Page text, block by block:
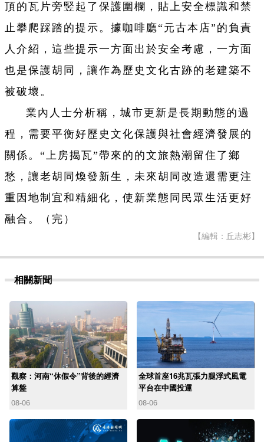
頂的瓦片旁竪起了保護圍欄，貼上安全標識和禁
止攀爬踩踏的提示。據咖啡廳“元古本店”的負責
人介紹，這些提示一方面出於安全考慮，一方面
也是保護胡同，讓作為歷史文化古跡的老建築不
被破壞。
業內人士分析稱，城市更新是長期動態的過
程，需要平衡好歷史文化保護與社會經濟發展的
關係。“上房揭瓦”帶來的的文旅熱潮留住了鄉
愁，讓老胡同煥發新生，未來胡同改造還需更注
重因地制宜和精細化，使新業態同民眾生活更好
融合。（完）
【編輯：丘志彬】
相關新聞
觀察：河南“休假令”背後的經濟
算盤
08-06
全球首座16兆瓦張力腿浮式風電
平台在中國投運
08-06